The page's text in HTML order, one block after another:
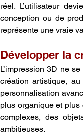
réel. L’utilisateur
conception ou de
représente une vraie
Développer la
L’impression 3D ne
création artistique,
personnalisation
plus organique et plus
complexes, des
ambitieuses.